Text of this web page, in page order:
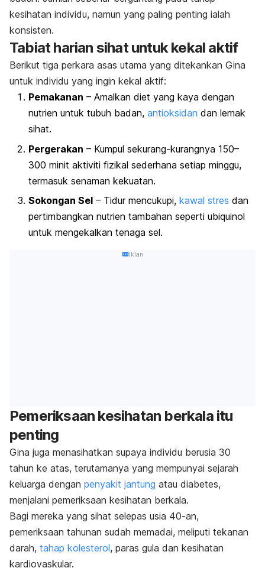
kesihatan individu, namun yang paling penting ialah
konsisten.
Tabiat harian sihat untuk kekal aktif
Berikut tiga perkara asas utama yang ditekankan Gina
untuk individu yang ingin kekal aktif:
Pemakanan – Amalkan diet yang kaya dengan
nutrien untuk tubuh badan, antioksidan dan lemak
sihat.
Pergerakan – Kumpul sekurang-kurangnya 150–
300 minit aktiviti fizikal sederhana setiap minggu,
termasuk senaman kekuatan.
Sokongan Sel – Tidur mencukupi, kawal stres dan
pertimbangkan nutrien tambahan seperti ubiquinol
untuk mengekalkan tenaga sel.
Iklan
Pemeriksaan kesihatan berkala itu
penting
Gina juga menasihatkan supaya individu berusia 30
tahun ke atas, terutamanya yang mempunyai sejarah
keluarga dengan penyakit jantung atau diabetes,
menjalani pemeriksaan kesihatan berkala.
Bagi mereka yang sihat selepas usia 40-an,
pemeriksaan tahunan sudah memadai, meliputi tekanan
darah, tahap kolesterol, paras gula dan kesihatan
kardiovaskular.